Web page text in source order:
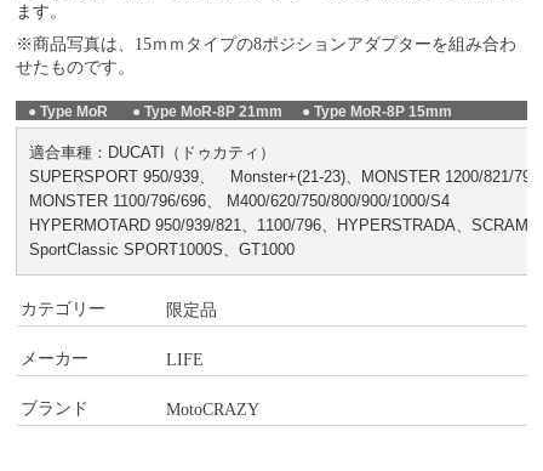
ます。
※商品写真は、15ｍｍタイプの8ポジションアダプターを組み合わ
せたものです。
● Type MoR ● Type MoR-8P 21mm ● Type MoR-8P 15mm
適合車種：DUCATI（ドゥカティ）
SUPERSPORT 950/939、 Monster+(21-23)、MONSTER 1200/821/
MONSTER 1100/796/696、 M400/620/750/800/900/1000/S4
HYPERMOTARD 950/939/821、1100/796、HYPERSTRADA、
SportClassic SPORT1000S、GT1000
カテゴリー 限定品
メーカー LIFE
ブランド MotoCRAZY